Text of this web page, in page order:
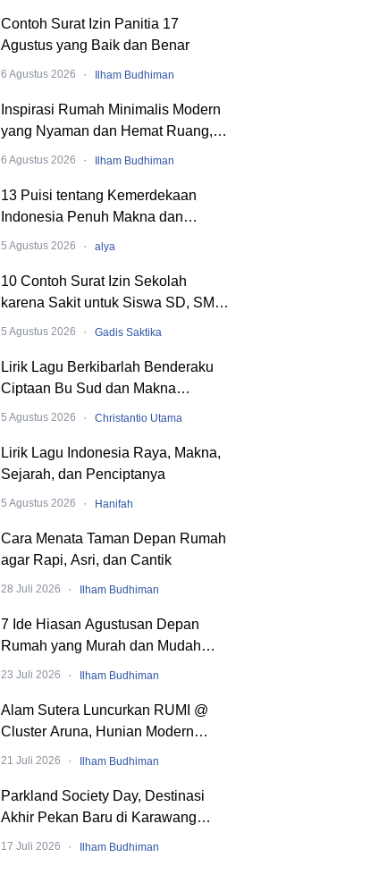
Contoh Surat Izin Panitia 17
Agustus yang Baik dan Benar
6 Agustus 2026 · Ilham Budhiman
Inspirasi Rumah Minimalis Modern
yang Nyaman dan Hemat Ruang,
Begini Cara Merancangnya!
6 Agustus 2026 · Ilham Budhiman
13 Puisi tentang Kemerdekaan
Indonesia Penuh Makna dan
Menyentuh Hati
5 Agustus 2026 · alya
10 Contoh Surat Izin Sekolah
karena Sakit untuk Siswa SD, SMP,
hingga SMA
5 Agustus 2026 · Gadis Saktika
Lirik Lagu Berkibarlah Benderaku
Ciptaan Bu Sud dan Makna
Dibaliknya
5 Agustus 2026 · Christantio Utama
Lirik Lagu Indonesia Raya, Makna,
Sejarah, dan Penciptanya
5 Agustus 2026 · Hanifah
Cara Menata Taman Depan Rumah
agar Rapi, Asri, dan Cantik
28 Juli 2026 · Ilham Budhiman
7 Ide Hiasan Agustusan Depan
Rumah yang Murah dan Mudah
Dibuat
23 Juli 2026 · Ilham Budhiman
Alam Sutera Luncurkan RUMI @
Cluster Aruna, Hunian Modern
Tropical 2 Lantai di Downtown Alam
21 Juli 2026 · Ilham Budhiman
Parkland Society Day, Destinasi
Akhir Pekan Baru di Karawang
dengan Pengalaman Berbeda.
17 Juli 2026 · Ilham Budhiman